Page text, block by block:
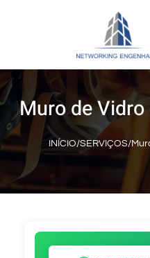
Muro de
INÍCIO/SERVIÇOS/